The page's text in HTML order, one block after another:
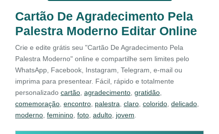
Cartão De Agradecimento Pela
Palestra Moderno Editar Online
Crie e edite grátis seu "Cartão De Agradecimento Pela
Palestra Moderno" online e compartilhe sem limites pelo
WhatsApp, Facebook, Instagram, Telegram, e-mail ou
imprima para presentear. Fácil, rápido e totalmente
personalizado cartão agradecimento gratidão
comemoração encontro palestra claro colorido delicado
moderno feminino foto adulto jovem